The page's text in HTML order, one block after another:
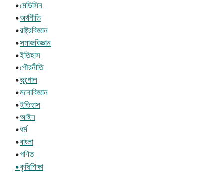
•মেডিসিন
•অর্থনীতি
•রাষ্ট্রবিজ্ঞান
•সমাজবিজ্ঞান
•ইতিহাস
•পৌরনীতি
•ভূগোল
•মনোবিজ্ঞান
•ইতিহাস
•আইন
•ধর্ম
•বাংলা
•গণিত
•কৃষিশিক্ষা